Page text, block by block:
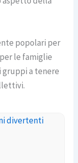
popolari per
le famiglie
gruppi a tenere